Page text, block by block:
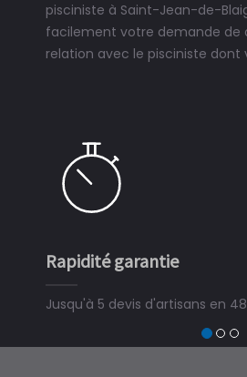
pisciniste à Saint-Jean-de-
facilement votre demande de
relation avec le pisciniste dont
Rapidité garantie
Jusqu'à 5 devis d'artisans en